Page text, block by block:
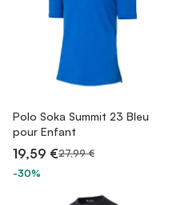
Polo Soka Summit 23 Bleu
pour Enfant
19,59 €27,99 €
-30%